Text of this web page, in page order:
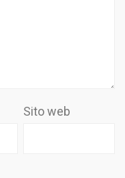
Sito web